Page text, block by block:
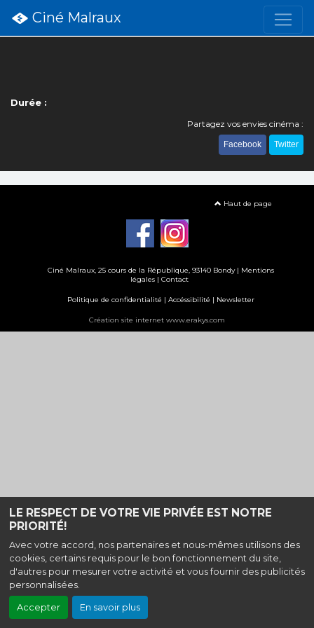
LE RESPECT DE VOTRE VIE PRIVÉE EST NOTRE
PRIORITÉ!
Avec votre accord, nos partenaires et nous-mêmes utilisons des
cookies, certains requis pour le bon fonctionnement du site,
d'autres pour mesurer votre activité et vous fournir des publicités
personnalisées.
Accepter En savoir plus
Ciné Malraux
Durée :
Partagez vos envies cinéma :
Facebook Twitter
Haut de page
Ciné Malraux, 25 cours de la République, 93140 Bondy | Mentions
légales | Contact
Politique de confidentialité | Accéssibilité | Newsletter
Création site internet www.erakys.com